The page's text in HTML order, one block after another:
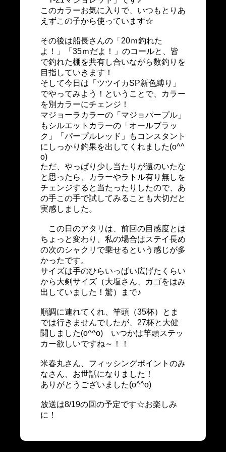
このカラーお気に入りで、いつもとりあ
えずこの子から使っています☆
その後は船長さんの「20ｍ釣れた
よ！」「35ｍだよ！」のコールと、皆
で釣れた棚を共有し合いながら数釣りを
目指していきます！
そして今日は「ツツイカSP新色縛り」
でやってみよう！ということで、カラー
を別カラーにチェンジ！
マジョーラカラーの「マジョパープル」
もシルエットカラーの「オールブラッ
ク」「パープルレッド」もコンスタント
にしっかり釣果を出してくれました(o^^
o)
ただ、やっぱり少し当たりが遠のいたな
と思ったら、カラーやラトル有り無しを
チェンジすると当たったりしたので、あ
の手この手で試してみることも大切だと
実感しました。
この日のアタリは、前回の目感度とは
ちょっと変わり、私の場合はステイ長め
の次のシャクリで乗せるという感じが多
かったです。
サイズは手のひらいっぱい広げたくらい
から大剣サイズ（大塩さん、カゴをはみ
出していました！驚）まで♪
順調に連れてくれ、竿頭（35杯）とま
では行きませんでしたが、27杯と大健
闘しました(o^^o) いつかは竿頭ステッ
カー欲しいですね～！！
米春丸さん、フィッシングポイントのみ
なさん、お世話になりました！
ありがとうございました(o^^o)
放送は8/19の回の予定です☆お楽しみ
に！